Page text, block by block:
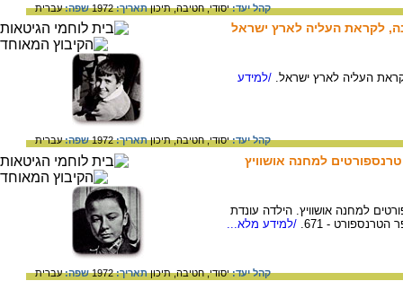
קהל יעד:יסודי,חטיבה,תיכוןתאריך:1972 שפה:עברית
לקראת העליה לארץ ישראל
העליה לארץ ישראל. /למידע
קהל יעד:יסודי,חטיבה,תיכוןתאריך:1972 שפה:עברית
למחנה אושוויץ
למחנה אושוויץ. הילדה עונדת
- 671.
/למידע מלא...
קהל יעד:יסודי,חטיבה,תיכוןתאריך:1972 שפה:עברית